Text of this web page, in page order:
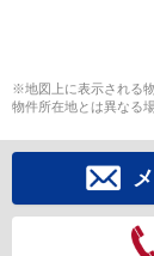
※地図上に表示される
物件所在地とは異なる